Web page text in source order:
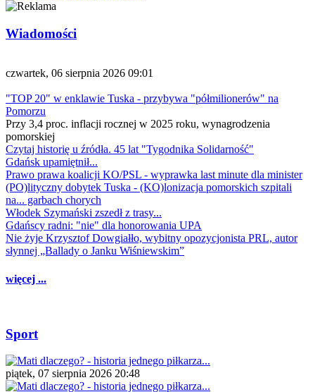
Wiadomości
czwartek, 06 sierpnia 2026 09:01
"TOP 20" w enklawie Tuska - przybywa "półmilionerów" na
Pomorzu
Przy 3,4 proc. inflacji rocznej w 2025 roku, wynagrodzenia
pomorskiej
Czytaj historię u źródła. 45 lat "Tygodnika Solidarność"
Gdańsk upamiętnił...
Prawo prawa koalicji KO/PSL - wyprawka last minute dla minister
(PO)lityczny dobytek Tuska - (KO)lonizacja pomorskich szpitali
na... garbach chorych
Włodek Szymański zszedł z trasy...
Gdańscy radni: "nie" dla honorowania UPA
Nie żyje Krzysztof Dowgiałło, wybitny opozycjonista PRL, autor
słynnej „Ballady o Janku Wiśniewskim”
więcej ...
Sport
piątek, 07 sierpnia 2026 20:48